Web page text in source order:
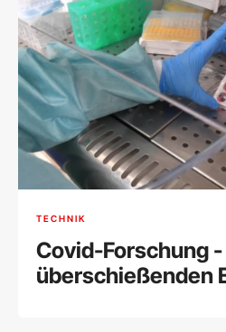
TECHNIK
Covid-Forschung
überschießenden